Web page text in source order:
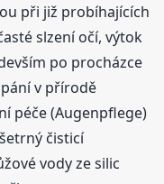
při již probíhajících
slzení očí, výtok
po procházce
v přírodě
péče (Augenpflege)
čisticí
vody ze silic